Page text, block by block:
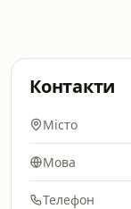
Контакти
Місто
Мова
Телефон